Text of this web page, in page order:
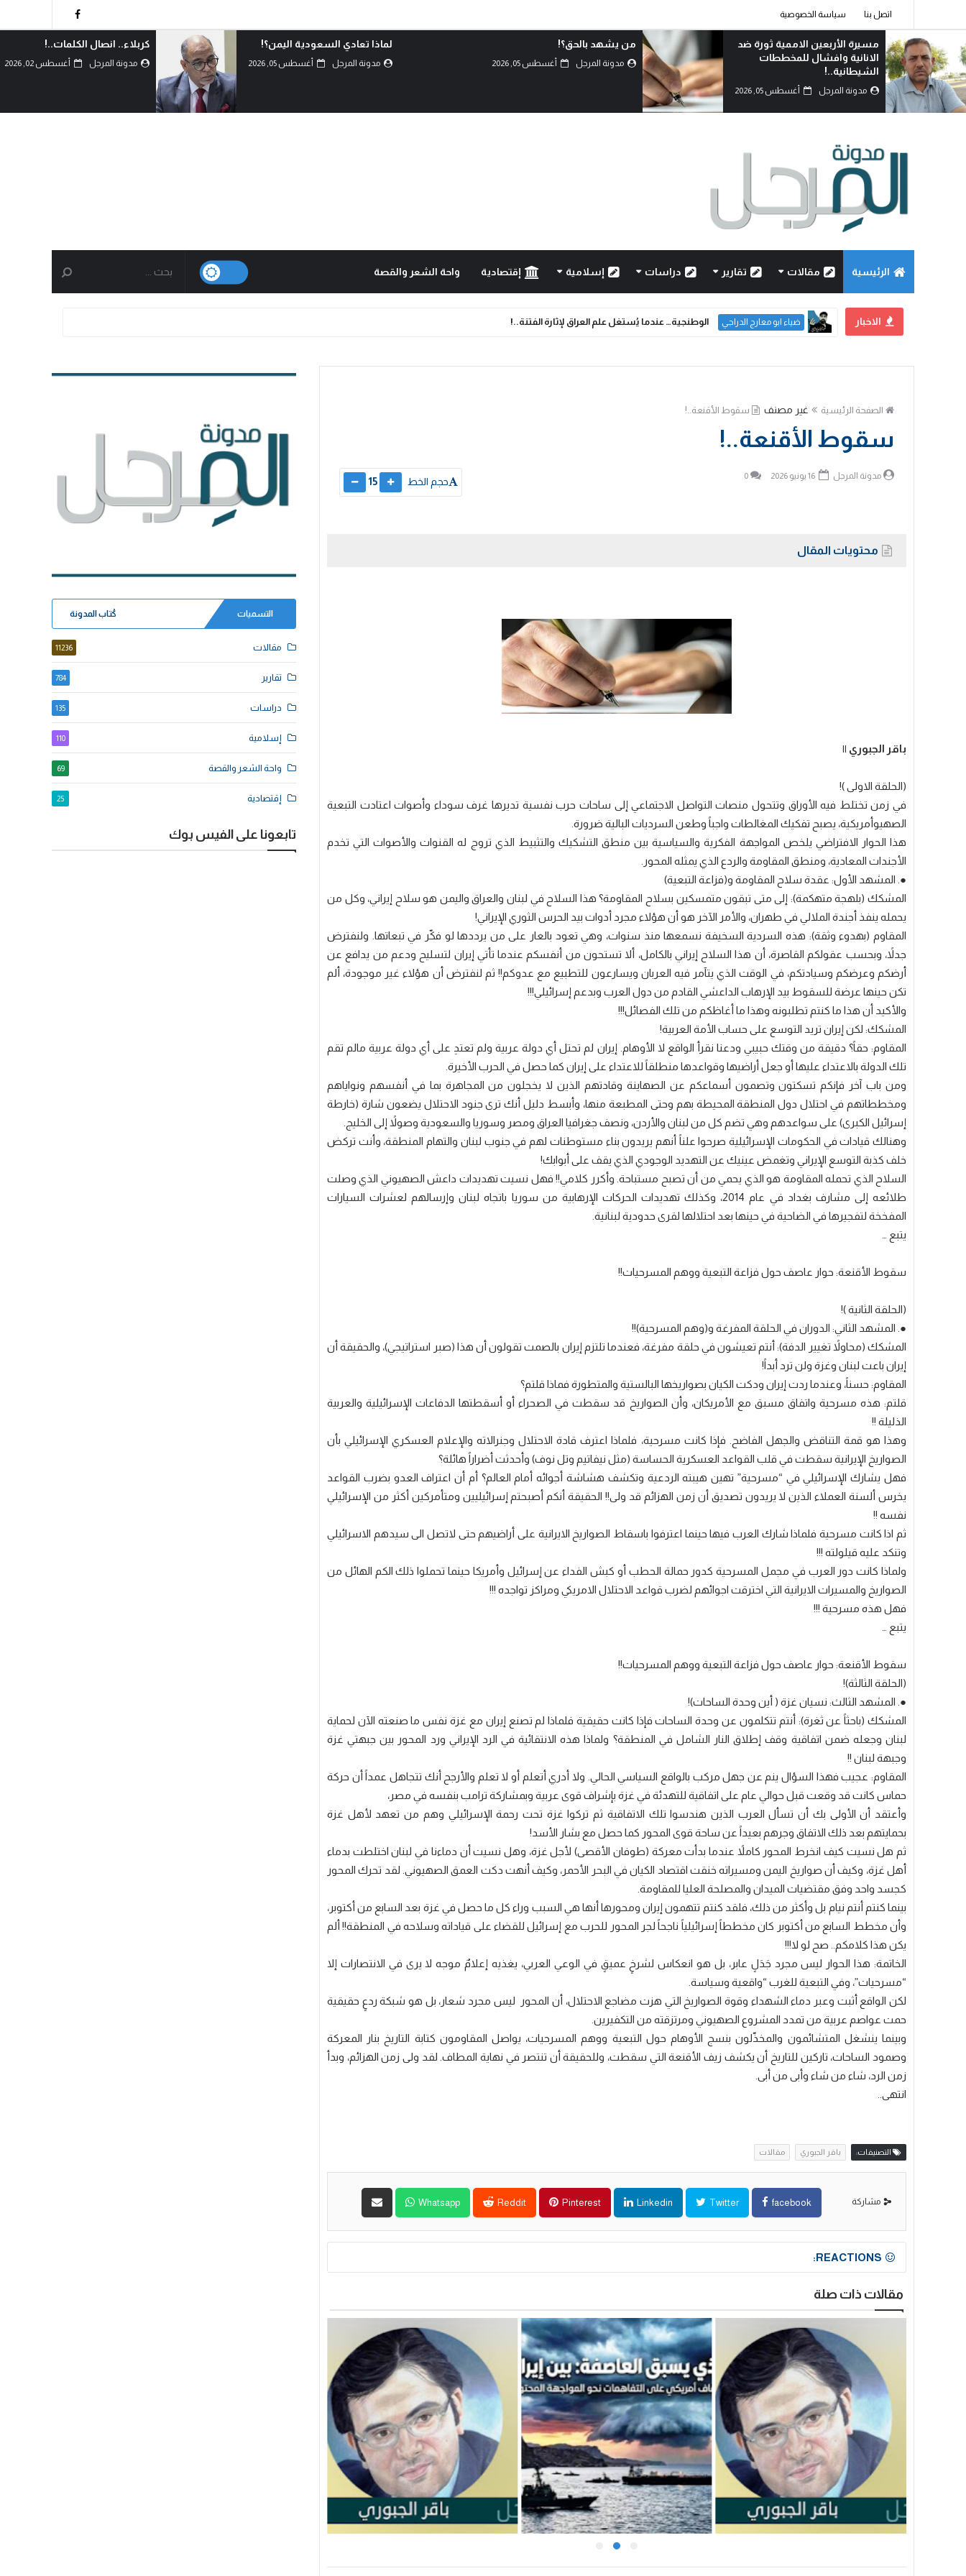
اتصل بنا سياسة الخصوصية
من يشهد بالحق؟!
مدونة المرجل أغسطس 05, 2026
لماذا تعادي السعودية اليمن؟!
مدونة المرجل أغسطس 05, 2026
كربلاء.. انصال الكلمات..!
مدونة المرجل أغسطس 02, 2026
السعودية تقرر التصعيد
والمواجهة..!
الرئيسية مقالات تقارير دراسات إسلامية إقتصادية واحة الشعر والقصة
الاخبار عدنان جواد مسيرة الأربعين الاممية ثورة ضد الانانية وافشال للمخططات الشيطانية..!
الصفحة الرئيسية غير مصنف سقوط الأقنعة..!
سقوط الأقنعة..!
مدونة المرجل 0 حجم الخط 15
محتويات المقال
باقر الجبوري ||
(الحلقة الاولى )!
​في زمن تختلط فيه الأوراق وتتحول منصات التواصل الاجتماعي إلى ساحات حرب نفسية تديرها غرف سوداء وأصوات اعتادت التبعية
الصهيوأمريكية، يصبح تفكيك المغالطات واجباً وطعن السرديات البالية ضرورة.
هذا الحوار الافتراضي يلخص المواجهة الفكرية والسياسية بين منطق التشكيك والتثبيط الذي تروج له القنوات والأصوات التي تخدم
الأجندات المعادية، ومنطق المقاومة والردع الذي يمثله المحور.
​●. المشهد الأول: عقدة سلاح المقاومة و(فزاعة التبعية)
​المشكك (بلهجة متهكمة): إلى متى تبقون متمسكين بسلاح المقاومة؟ هذا السلاح في لبنان والعراق واليمن هو سلاح إيراني، وكل من
يحمله ينفذ أجندة الملالي في طهران، والأمر الآخر هو أن هؤلاء مجرد أدوات بيد الحرس الثوري الإيراني!
​المقاوم (بهدوء وثقة): هذه السردية السخيفة نسمعها منذ سنوات، وهي تعود بالعار على من يرددها لو فكّر في تبعاتها. ولنفترض
جدلاً، وبحسب عقولكم القاصرة، أن هذا السلاح إيراني بالكامل، ألا تستحون من أنفسكم عندما تأتي إيران لتسليح ودعم من يدافع عن
أرضكم وعرضكم وسيادتكم، في الوقت الذي يتآمر فيه العربان ويسارعون للتطبيع مع عدوكم!! ثم لنفترض أن هؤلاء غير موجودة، ألم
تكن حينها عرضة للسقوط بيد الإرهاب الداعشي القادم من دول العرب وبدعم إسرائيلي!!!
والأكيد أن هذا ما كنتم تطلبونه وهذا ما أغاظكم من تلك الفصائل!!!
​المشكك: لكن إيران تريد التوسع على حساب الأمة العربية!
​المقاوم: حقاً؟ دقيقة من وقتك حبيبي ودعنا نقرأ الواقع لا الأوهام. إيران لم تحتل أي دولة عربية ولم تعتدِ على أي دولة عربية مالم تقم
تلك الدولة بالاعتداء عليها أو جعل أراضيها وقواعدها منطلقاً للاعتداء على إيران كما حصل في الحرب الأخيرة.
ومن باب آخر فإنكم تسكتون وتصمون أسماعكم عن الصهاينة وقادتهم الذين لا يخجلون من المجاهرة بما في أنفسهم ونواياهم
ومخططاتهم في احتلال دول المنطقة المحيطة بهم وحتى المطبعة منها، وأبسط دليل أنك ترى جنود الاحتلال يضعون شارة (خارطة
إسرائيل الكبرى) على سواعدهم وهي تضم كل من لبنان والأردن، ونصف جغرافيا العراق ومصر وسوريا والسعودية وصولاً إلى الخليج.
وهنالك قيادات في الحكومات الإسرائيلية صرحوا علناً أنهم يريدون بناء مستوطنات لهم في جنوب لبنان والتهام المنطقة، وأنت تركض
خلف كذبة التوسع الإيراني وتغمض عينيك عن التهديد الوجودي الذي يقف على أبوابك!
السلاح الذي تحمله المقاومة هو الذي يحمي من أن تصبح مستباحة. وأكرر كلامي!! فهل نسيت تهديدات داعش الصهيوني الذي وصلت
طلائعه إلى مشارف بغداد في عام 2014، وكذلك تهديدات الحركات الإرهابية من سوريا باتجاه لبنان وإرسالهم لعشرات السيارات
المفخخة لتفجيرها في الضاحية في حينها بعد احتلالها لقرى حدودية لبنانية.
يتبع …
سقوط الأقنعة: حوار عاصف حول فزاعة التبعية ووهم المسرحيات!!
(الحلقة الثانية )!
​●. المشهد الثاني: الدوران في الحلقة المفرغة و(وهم المسرحية)!!
​المشكك (محاولاً تغيير الدفة): أنتم تعيشون في حلقة مفرغة، فعندما تلتزم إيران بالصمت تقولون أن هذا (صبر استراتيجي)، والحقيقة أن
إيران باعت لبنان وغزة ولن ترد أبداً!
​المقاوم: حسناً، وعندما ردت إيران ودكت الكيان بصواريخها البالستية والمتطورة فماذا قلتم؟
قلتم: هذه مسرحية واتفاق مسبق مع الأمريكان، وأن الصواريخ قد سقطت في الصحراء أو أسقطتها الدفاعات الإسرائيلية والعربية
الذليلة !!
وهذا هو قمة التناقض والجهل الفاضح. فإذا كانت مسرحية، فلماذا اعترف قادة الاحتلال وجنرالاته والإعلام العسكري الإسرائيلي بأن
الصواريخ الإيرانية سقطت في قلب القواعد العسكرية الحساسة (مثل نيفاتيم وتل نوف) وأحدثت أضراراً هائلة؟
فهل يشارك الإسرائيلي في “مسرحية” تهين هيبته الردعية وتكشف هشاشة أجوائه أمام العالم؟ أم أن اعتراف العدو بضرب القواعد
يخرس ألسنة العملاء الذين لا يريدون تصديق أن زمن الهزائم قد ولى!! الحقيقة أنكم أصبحتم إسرائيليين ومتأمركين أكثر من الإسرائيلي
نفسه !!
ثم اذا كانت مسرحية فلماذا شارك العرب فيها حينما اعترفوا باسقاط الصواريخ الايرانية على أراضيهم حتى لاتصل الى سيدهم الاسرائيلي
وتنكد عليه قيلولته !!!
ولماذا كانت دور العرب في مجمل المسرحية كدور حمالة الحطب أو كبش الفداء عن إسرائيل وأمريكا حينما تحملوا ذلك الكم الهائل من
الصواريخ والمسيرات الايرانية التي اخترقت اجوائهم لضرب قواعد الاحتلال الامريكي ومراكز تواجده !!!
فهل هذه مسرحية !!!
يتبع …
سقوط الأقنعة: حوار عاصف حول فزاعة التبعية ووهم المسرحيات!!
(الحلقة الثالثة)!
​●. المشهد الثالث: نسيان غزة ( أين وحدة الساحات)!
​المشكك (باحثاً عن ثغرة): أنتم تتكلمون عن وحدة الساحات فإذا كانت حقيقية فلماذا لم تصنع إيران مع غزة نفس ما صنعته الآن لحماية
لبنان وجعله ضمن اتفاقية وقف إطلاق النار الشامل في المنطقة؟ ولماذا هذه الانتقائية في الرد الإيراني ورد المحور بين جبهتي غزة
وجبهة لبنان !!
​المقاوم: عجيب فهذا السؤال ينم عن جهل مركب بالواقع السياسي الحالي. ولا أدري أتعلم أو لا تعلم والأرجح أنك تتجاهل عمداً أن حركة
حماس كانت قد وقعت قبل حوالي عام على اتفاقية للتهدئة في غزة بإشراف قوى عربية وبمشاركة ترامب بنفسه في مصر،
وأعتقد أن الأولى بك أن تسأل العرب الذين هندسوا تلك الاتفاقية ثم تركوا غزة تحت رحمة الإسرائيلي وهم من تعهد لأهل غزة
بحمايتهم بعد ذلك الاتفاق وجرهم بعيداً عن ساحة قوى المحور كما حصل مع بشار الأسد!
​ثم هل نسيت كيف انخرط المحور كاملاً عندما بدأت معركة (طوفان الأقصى) لأجل غزة، وهل نسيت أن دماءنا في لبنان اختلطت بدماء
أهل غزة، وكيف أن صواريخ اليمن ومسيراته خنقت اقتصاد الكيان في البحر الأحمر، وكيف أنهت دكت العمق الصهيوني. لقد تحرك المحور
كجسد واحد وفق مقتضيات الميدان والمصلحة العليا للمقاومة.
بينما كنتم أنتم نيام بل وأكثر من ذلك، فلقد كنتم تتهمون إيران ومحورها أنها هي السبب وراء كل ما حصل في غزة بعد السابع من أكتوبر،
وأن مخطط السابع من أكتوبر كان مخططاً إسرائيلياً ناجحاً لجر المحور للحرب مع إسرائيل للقضاء على قياداته وسلاحه في المنطقة!! ألم
يكن هذا كلامكم.. صح لو لا!!!
​الخاتمة: ​هذا الحوار ليس مجرد جَدَلٍ عابر، بل هو انعكاس لشرخٍ عميقٍ في الوعي العربي، يغذيه إعلامٌ موجه لا يرى في الانتصارات إلا
“مسرحيات”، وفي التبعية للغرب “واقعية وسياسة.
لكن الواقع أثبت وعبر دماء الشهداء وقوة الصواريخ التي هزت مضاجع الاحتلال، أن المحور ليس مجرد شعار، بل هو شبكة ردعٍ حقيقية
حمت عواصم عربية من تمدد المشروع الصهيوني ومرتزقته من التكفيرين.
وبينما ينشغل المتشائمون والمخذّلون بنسج الأوهام حول التبعية ووهم المسرحيات، يواصل المقاومون كتابة التاريخ بنار المعركة
وصمود الساحات، تاركين للتاريخ أن يكشف زيف الأقنعة التي سقطت، وللحقيقة أن تنتصر في نهاية المطاف. لقد ولى زمن الهزائم، وبدأ
زمن الرد، شاء من شاء وأبى من أبى.
انتهى..
التصنيفات: باقر الجبوري مقالات
مشاركة facebook
Twitter
Linkedin
Pinterest
Reddit
Whatsapp
REACTIONS:
مقالات ذات صلة
التسميات كُتاب المدونة
مقالات 11236
تقارير 784
دراسات 135
إسلامية 110
واحة الشعر والقصة 69
إقتصادية 25
تابعونا على الفيس بوك